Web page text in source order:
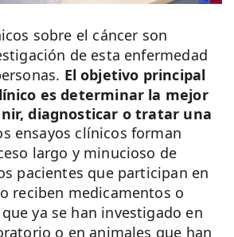
sobre el cáncer son
de esta enfermedad
El objetivo principal
es determinar la mejor
diagnosticar o tratar una
ensayos clínicos forman
largo y minucioso de
pacientes que participan en
reciben medicamentos o
ya se han investigado en
o en animales que han